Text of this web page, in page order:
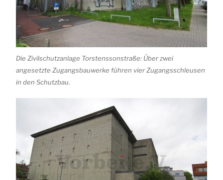
Die Zivilschutzanlage Torstenssonstraße: Über zwei
angesetzte Zugangsbauwerke führen vier Zugangsschleusen
in den Schutzbau.